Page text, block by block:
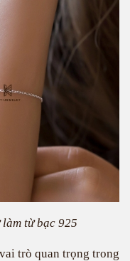
từ bạc 925
trò quan trọng trong